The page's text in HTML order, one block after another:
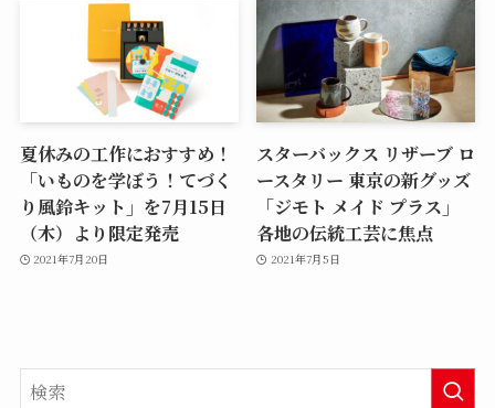
夏休みの工作におすすめ！
「いものを学ぼう！てづく
り風鈴キット」を7月15日
（木）より限定発売
2021年7月20日
スターバックス リザーブ ロ
ースタリー 東京の新グッズ
「ジモト メイド プラス」
各地の伝統工芸に焦点
2021年7月5日